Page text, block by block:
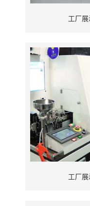
工厂展
工厂